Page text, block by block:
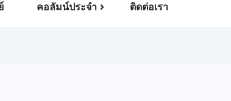
คอลัมน์ประจำ ติดต่อเรา